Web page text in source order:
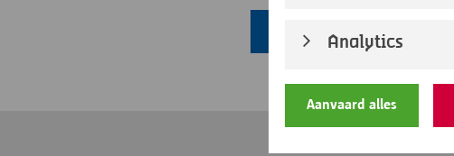
Open zoekwijzers
Analytics
Aanvaard alles